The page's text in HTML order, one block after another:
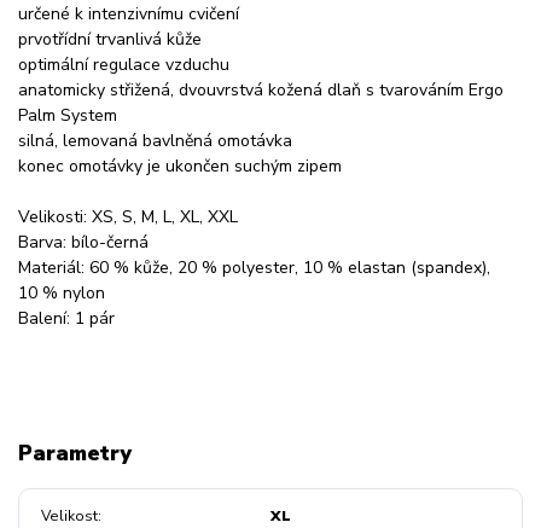
určené k intenzivnímu cvičení
prvotřídní trvanlivá kůže
optimální regulace vzduchu
anatomicky střižená, dvouvrstvá kožená dlaň s tvarováním Ergo
Palm System
silná, lemovaná bavlněná omotávka
konec omotávky je ukončen suchým zipem
Velikosti: XS, S, M, L, XL, XXL
Barva: bílo-černá
Materiál: 60 % kůže, 20 % polyester, 10 % elastan (spandex),
10 % nylon
Balení: 1 pár
Parametry
Velikost XL